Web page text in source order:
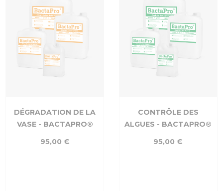
DÉGRADATION DE LA
VASE - BACTAPRO®
95,00 €
CONTRÔLE DES
ALGUES - BACTAPRO®
95,00 €